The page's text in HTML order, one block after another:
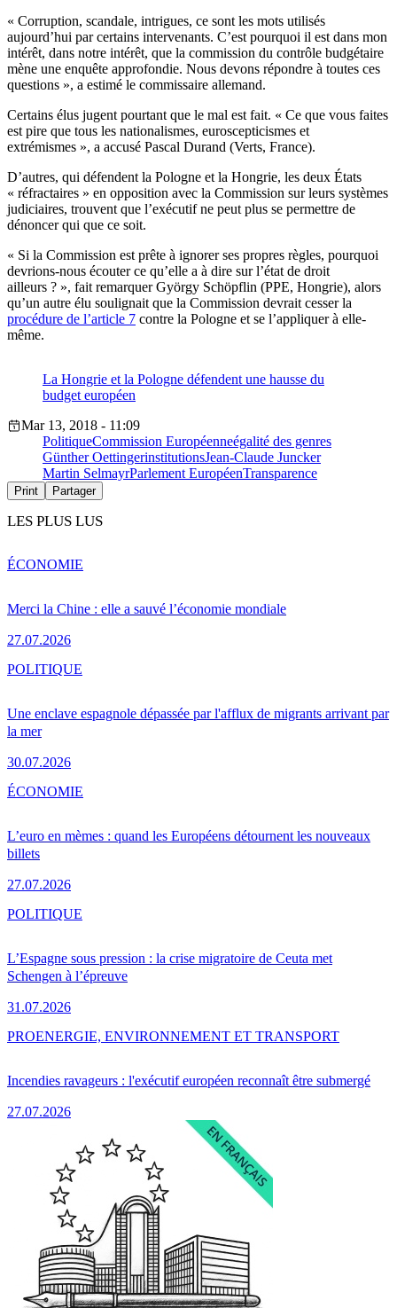
« Corruption, scandale, intrigues, ce sont les mots utilisés
aujourd’hui par certains intervenants. C’est pourquoi il est dans mon
intérêt, dans notre intérêt, que la commission du contrôle budgétaire
mène une enquête approfondie. Nous devons répondre à toutes ces
questions », a estimé le commissaire allemand.
Certains élus jugent pourtant que le mal est fait. « Ce que vous faites
est pire que tous les nationalismes, euroscepticismes et
extrémismes », a accusé Pascal Durand (Verts, France).
D’autres, qui défendent la Pologne et la Hongrie, les deux États
« réfractaires » en opposition avec la Commission sur leurs systèmes
judiciaires, trouvent que l’exécutif ne peut plus se permettre de
dénoncer qui que ce soit.
« Si la Commission est prête à ignorer ses propres règles, pourquoi
devrions-nous écouter ce qu’elle a à dire sur l’état de droit
ailleurs ? », fait remarquer György Schöpflin (PPE, Hongrie), alors
qu’un autre élu soulignait que la Commission devrait cesser la
procédure de l’article 7 contre la Pologne et se l’appliquer à elle-
même.
La Hongrie et la Pologne défendent une hausse du
budget européen
Mar 13, 2018 - 11:09
PolitiqueCommission Européenneégalité des genres
Günther OettingerinstitutionsJean-Claude Juncker
Martin SelmayrParlement EuropéenTransparence
Print Partager
LES PLUS LUS
Merci la Chine : elle a sauvé l’économie mondiale
27.07.2026
ÉCONOMIE
Une enclave espagnole dépassée par l'afflux de migrants arrivant par
la mer
30.07.2026
POLITIQUE
L’euro en mèmes : quand les Européens détournent les nouveaux
billets
27.07.2026
ÉCONOMIE
L’Espagne sous pression : la crise migratoire de Ceuta met
Schengen à l’épreuve
31.07.2026
POLITIQUE
Incendies ravageurs : l'exécutif européen reconnaît être submergé
27.07.2026
PROENERGIE, ENVIRONNEMENT ET TRANSPORT